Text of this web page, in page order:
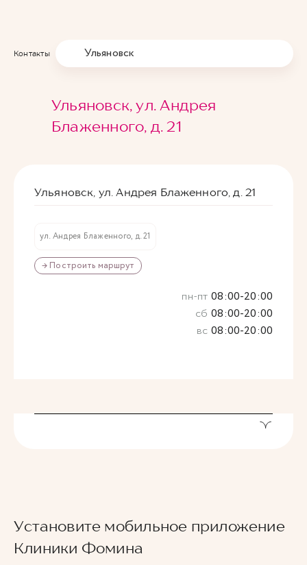
Контакты Ульяновск
Ульяновск, ул. Андрея
Блаженного, д. 21
Ульяновск, ул. Андрея Блаженного, д. 21
ул. Андрея Блаженного, д. 21
→ Построить маршрут
пн-пт 08:00-20:00
сб 08:00-20:00
вс 08:00-20:00
Установите мобильное приложение
Клиники Фомина